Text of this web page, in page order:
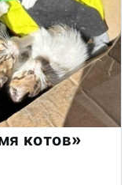
котов»